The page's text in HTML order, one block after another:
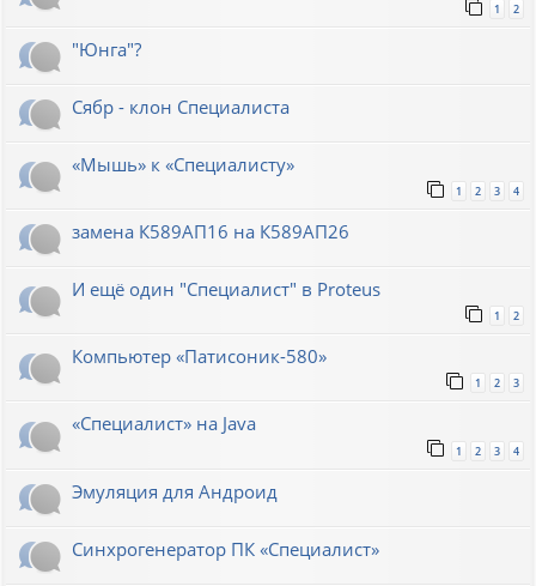
1 2
"Юнга"?
Сябр - клон Специалиста
«Мышь» к «Специалисту»
1 2 3 4
замена К589АП16 на К589АП26
И ещё один "Специалист" в Proteus
1 2
Компьютер «Патисоник-580»
1 2 3
«Специалист» на Java
1 2 3 4
Эмуляция для Андроид
Синхрогенератор ПК «Специалист»